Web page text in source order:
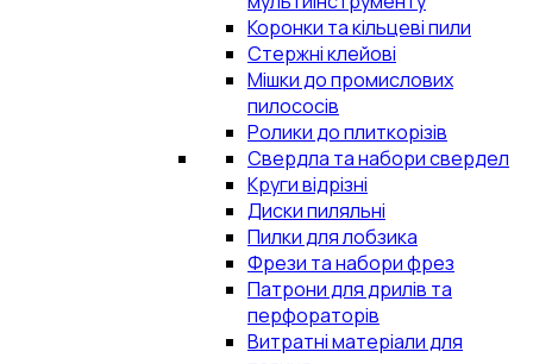
Коронки та кільцеві пили
Стержні клейові
Мішки до промислових
пилососів
Ролики до плиткорізів
Свердла та набори свердел
Круги відрізні
Диски пиляльні
Пилки для лобзика
Фрези та набори фрез
Патрони для дрилів та
перфораторів
Витратні матеріали для